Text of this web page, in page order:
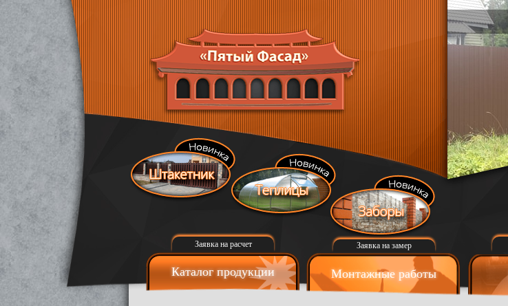
Заявка на расчет Заявка на замер
Каталог продукции Монтажные работы